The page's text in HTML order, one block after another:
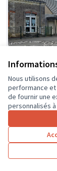
Nous utilisons
performance
de fournir une
personnalisés
Création
zones